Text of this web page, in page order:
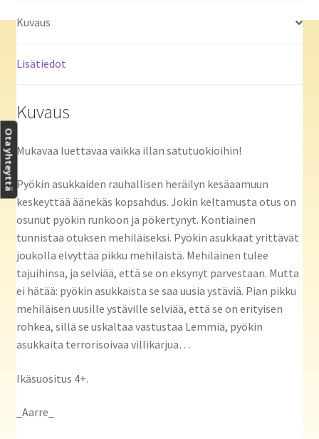
Kuvaus
Lisätiedot
Kuvaus
Mukavaa luettavaa vaikka illan satutuokioihin!
Pyökin asukkaiden rauhallisen heräilyn kesäaamuun
keskeyttää äänekäs kopsahdus. Jokin keltamusta otus on
osunut pyökin runkoon ja pökertynyt. Kontiainen
tunnistaa otuksen mehiläiseksi. Pyökin asukkaat yrittävät
joukolla elvyttää pikku mehiläistä. Mehiläinen tulee
tajuihinsa, ja selviää, että se on eksynyt parvestaan. Mutta
ei hätää: pyökin asukkaista se saa uusia ystäviä. Pian pikku
mehiläisen uusille ystäville selviää, että se on erityisen
rohkea, sillä se uskaltaa vastustaa Lemmiä, pyökin
asukkaita terrorisoivaa villikarjua…
Ikäsuositus 4+.
_Aarre_
Ota yhteyttä